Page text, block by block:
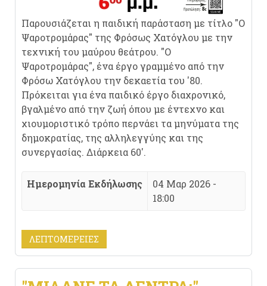
Παρουσιάζεται η παιδική παράσταση με τίτλο "Ο
Ψαροτρομάρας" της Φρόσως Χατόγλου με την
τεχνική του μαύρου θεάτρου. "Ο
Ψαροτρομάρας", ένα έργο γραμμένο από την
Φρόσω Χατόγλου την δεκαετία του '80.
Πρόκειται για ένα παιδικό έργο διαχρονικό,
βγαλμένο από την ζωή όπου με έντεχνο και
χιουμοριστικό τρόπο περνάει τα μηνύματα της
δημοκρατίας, της αλληλεγγύης και της
συνεργασίας. Διάρκεια 60'.
Ημερομηνία Εκδήλωσης
04 Μαρ 2026 -
18:00
ΛΕΠΤΟΜΈΡΕΙΕΣ